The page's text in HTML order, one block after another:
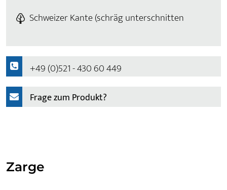
Schweizer Kante (schräg unterschnitten
+49 (0)521 - 430 60 449
Frage zum Produkt?
Zarge